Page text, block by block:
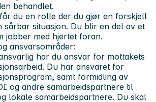
behandlet.
du en rolle der du gjør en forskjell
sårbar situasjon. Du blir en del av et
jobber med hjertet foran.
ansvarsområder:
har du ansvar for mottakets
Du har ansvaret for
samt formidling av
og andre samarbeidspartnere til
lokale samarbeidspartnere. Du skal